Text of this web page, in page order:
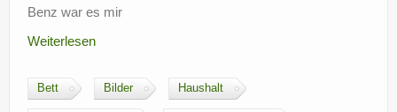
Benz war es mir
Weiterlesen
Bett Bilder Haushalt